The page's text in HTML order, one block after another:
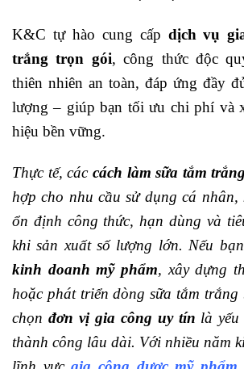
K&C tự hào cung cấp dịch vụ
trắng trọn gói, công thức độc
thiên nhiên an toàn, đáp ứng đầy
lượng – giúp bạn tối ưu chi phí và
hiệu bền vững.
Thực tế, các cách làm sữa tắm
hợp cho nhu cầu sử dụng cá nhân,
ổn định công thức, hạn dùng và
khi sản xuất số lượng lớn. Nếu
kinh doanh mỹ phẩm, xây dựng
hoặc phát triển dòng sữa tắm trắng
chọn đơn vị gia công uy tín là
thành công lâu dài. Với nhiều năm